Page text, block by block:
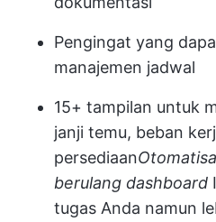
Pengingat yang
manajemen jadwal
15+ tampilan untuk
janji temu, beban
persediaan
berulang dashboard
tugas Anda namun